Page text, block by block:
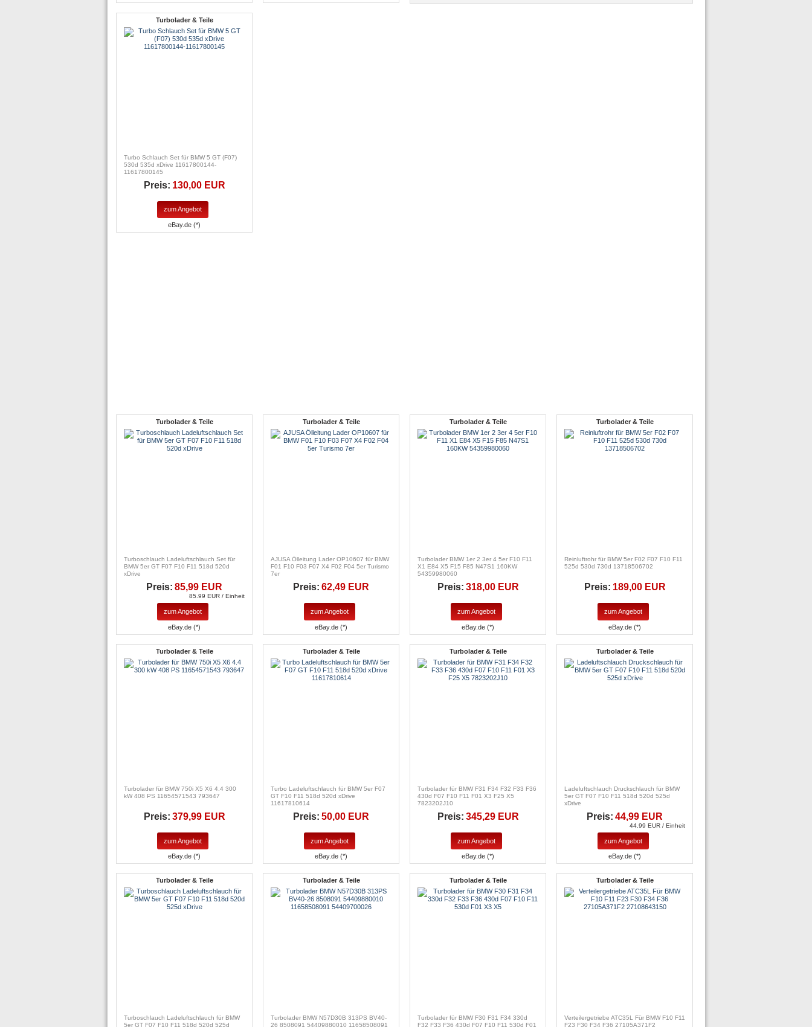
Turbolader & Teile
Turbo Schlauch Set für BMW 5 GT (F07)
530d 535d xDrive 11617800144-
11617800145
Preis: 130,00 EUR
zum Angebot
eBay.de (*)
Turbolader & Teile
Turboschlauch Ladeluftschlauch Set für
BMW 5er GT F07 F10 F11 518d 520d
xDrive
Preis: 85,99 EUR
85.99 EUR / Einheit
zum Angebot
eBay.de (*)
Turbolader & Teile
AJUSA Ölleitung Lader OP10607 für BMW
F01 F10 F03 F07 X4 F02 F04 5er Turismo
7er
Preis: 62,49 EUR
zum Angebot
eBay.de (*)
Turbolader & Teile
Turbolader BMW 1er 2 3er 4 5er F10 F11
X1 E84 X5 F15 F85 N47S1 160KW
54359980060
Preis: 318,00 EUR
zum Angebot
eBay.de (*)
Turbolader & Teile
Reinluftrohr für BMW 5er F02 F07 F10 F11
525d 530d 730d 13718506702
Preis: 189,00 EUR
zum Angebot
eBay.de (*)
Turbolader & Teile
Turbolader für BMW 750i X5 X6 4.4 300
kW 408 PS 11654571543 793647
Preis: 379,99 EUR
zum Angebot
eBay.de (*)
Turbolader & Teile
Turbo Ladeluftschlauch für BMW 5er F07
GT F10 F11 518d 520d xDrive
11617810614
Preis: 50,00 EUR
zum Angebot
eBay.de (*)
Turbolader & Teile
Turbolader für BMW F31 F34 F32 F33 F36
430d F07 F10 F11 F01 X3 F25 X5
7823202J10
Preis: 345,29 EUR
zum Angebot
eBay.de (*)
Turbolader & Teile
Ladeluftschlauch Druckschlauch für BMW
5er GT F07 F10 F11 518d 520d 525d
xDrive
Preis: 44,99 EUR
44.99 EUR / Einheit
zum Angebot
eBay.de (*)
Turbolader & Teile
Turboschlauch Ladeluftschlauch für BMW
5er GT F07 F10 F11 518d 520d 525d
Turbolader & Teile
Turbolader BMW N57D30B 313PS BV40-
26 8508091 54409880010 11658508091
Turbolader & Teile
Turbolader für BMW F30 F31 F34 330d
F32 F33 F36 430d F07 F10 F11 530d F01
Turbolader & Teile
Verteilergetriebe ATC35L Für BMW F10 F11
F23 F30 F34 F36 27105A371F2